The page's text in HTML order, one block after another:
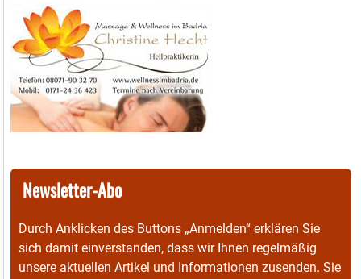
Newsletter-Abo
Durch Anklicken des Buttons „Anmelden“ erklären Sie
sich damit einverstanden, dass wir Ihnen regelmäßig
unsere aktuellen Artikel und Informationen zusenden. Sie